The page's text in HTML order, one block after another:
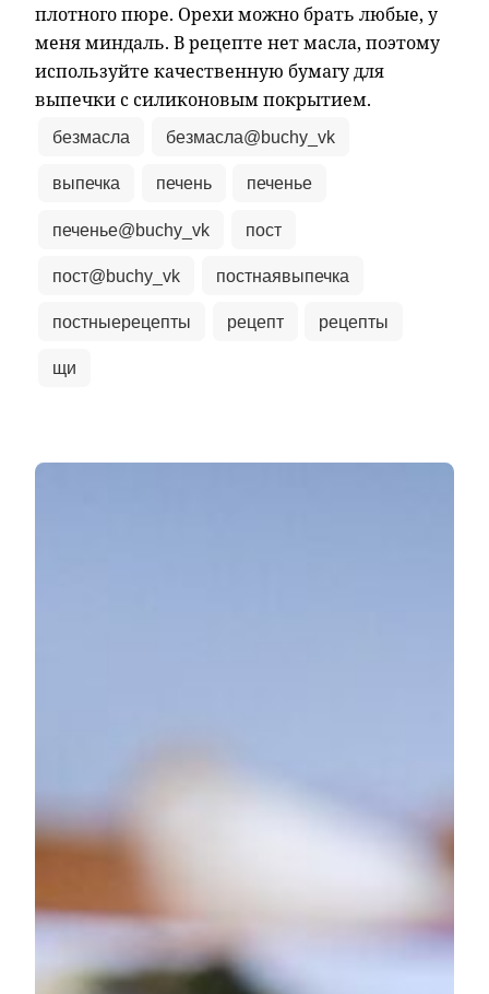
плотного пюре. Орехи можно брать любые, у
меня миндаль. В рецепте нет масла, поэтому
используйте качественную бумагу для
выпечки с силиконовым покрытием.
безмасла безмасла@buchy_vk
выпечка печень печенье
печенье@buchy_vk пост
пост@buchy_vk постнаявыпечка
постныерецепты рецепт рецепты
щи